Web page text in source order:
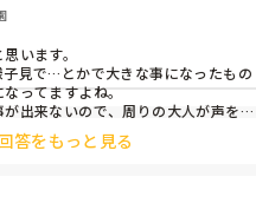
す。
います。
見で…とかで大きな事になったもの
ってますよね。
出来ないので、周りの大人が声をあ
す。
かなかったり、すぐに動かない先生も
答をもっと見る